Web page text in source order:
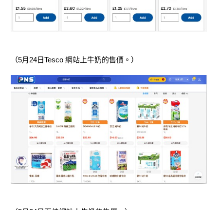
（5月24日Tesco 網站上牛奶的售價。）